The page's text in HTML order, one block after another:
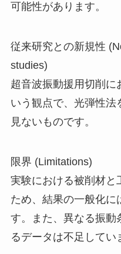
可能性があります。
従来研究との新規性
studies)
超音波振動援用切削に
いう観点で、光弾性法
見ないものです。
限界 (Limitations)
実験における被削材と
ため、結果の一般化に
す。また、異なる振動
るデータは不足してい